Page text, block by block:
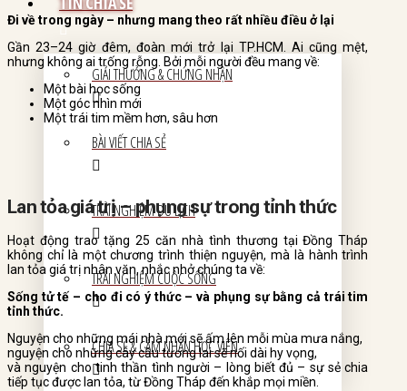
GIẢI THƯỞNG & CHỨNG NHẬN
BÀI VIẾT CHIA SẺ
TRẢI NGHIỆM DU LỊCH
TRẢI NGHIỆM CUỘC SỐNG
CHIA SẺ & CẢM NHẬN HỌC VIÊN
Đi về trong ngày – nhưng mang theo rất nhiều điều ở lại
Gần 23–24 giờ đêm, đoàn mới trở lại TP.HCM. Ai cũng mệt,
nhưng không ai trống rỗng. Bởi mỗi người đều mang về:
Một bài học sống
Một góc nhìn mới
Một trái tim mềm hơn, sâu hơn
Lan tỏa giá trị – phụng sự trong tỉnh thức
Hoạt động trao tặng 25 căn nhà tình thương tại Đồng Tháp
không chỉ là một chương trình thiện nguyện, mà là hành trình
lan tỏa giá trị nhân văn, nhắc nhở chúng ta về:
Sống tử tế – cho đi có ý thức – và phụng sự bằng cả trái tim
tỉnh thức.
Nguyện cho những mái nhà mới sẽ ấm lên mỗi mùa mưa nắng,
nguyện cho những cây cầu tương lai sẽ nối dài hy vọng,
và nguyện cho tinh thần tình người – lòng biết đủ – sự sẻ chia
tiếp tục được lan tỏa, từ Đồng Tháp đến khắp mọi miền.